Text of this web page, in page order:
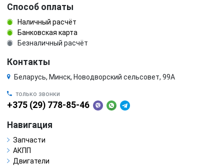
Способ оплаты
Наличный расчёт
Банковская карта
Безналичный расчёт
Контакты
Беларусь, Минск, Новодворский сельсовет, 99А
только звонки
+375 (29) 778-85-46
Навигация
Запчасти
АКПП
Двигатели